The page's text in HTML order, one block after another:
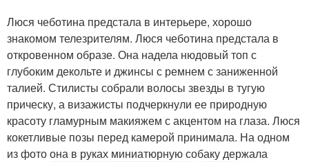
Люся чеботина предстала в интерьере, хорошо
знакомом телезрителям. Люся чеботина предстала в
откровенном образе. Она надела нюдовый топ с
глубоким декольте и джинсы с ремнем с заниженной
талией. Стилисты собрали волосы звезды в тугую
прическу, а визажисты подчеркнули ее природную
красоту гламурным макияжем с акцентом на глаза. Люся
кокетливые позы перед камерой принимала. На одном
из фото она в руках миниатюрную собаку держала